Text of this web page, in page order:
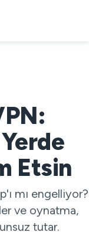
Etsin
mı engelliyor?
ve oynatma,
tutar.